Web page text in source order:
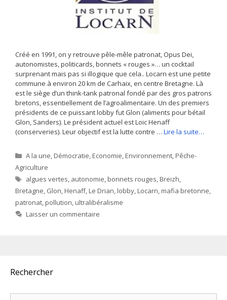
Créé en 1991, on y retrouve pêle-mêle patronat, Opus Dei,
autonomistes, politicards, bonnets « rouges »… un cocktail
surprenant mais pas si illogique que cela.. Locarn est une petite
commune à environ 20 km de Carhaix, en centre Bretagne. Là
est le siège d’un think-tank patronal fondé par des gros patrons
bretons, essentiellement de l’agroalimentaire. Un des premiers
présidents de ce puissant lobby fut Glon (aliments pour bétail
Glon, Sanders). Le président actuel est Loic Henaff
(conserveries). Leur objectif est la lutte contre … Lire la suite…
Catégories
A la une,Démocratie,Economie,Environnement,Pêche-
Agriculture
Étiquettes
algues vertes, autonomie,bonnets rouges,Breizh,
Bretagne, Glon,Henaff,Le Drian,lobby,Locarn,mafia bretonne,
patronat,pollution,ultralibéralisme
Laisser un commentaire
Rechercher